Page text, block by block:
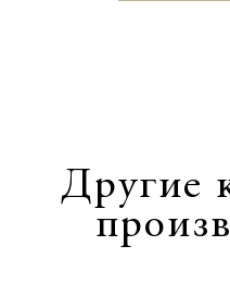
Другие